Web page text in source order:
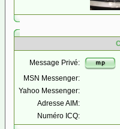
Message Privé:
MSN Messenger:
Yahoo Messenger:
Adresse AIM:
Numéro ICQ: